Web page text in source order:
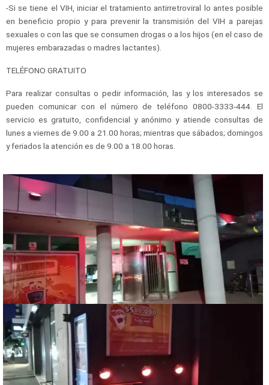
-Si se tiene el VIH, iniciar el tratamiento antirretroviral lo antes posible
en beneficio propio y para prevenir la transmisión del VIH a parejas
sexuales o con las que se consumen drogas o a los hijos (en el caso de
mujeres embarazadas o madres lactantes).
TELÉFONO GRATUITO
Para realizar consultas o pedir información, las y los interesados se
pueden comunicar con el número de teléfono 0800-3333-444. El
servicio es gratuito, confidencial y anónimo y atiende consultas de
lunes a viernes de 9.00 a 21.00 horas; mientras que sábados; domingos
y feriados la atención es de 9.00 a 18.00 horas.